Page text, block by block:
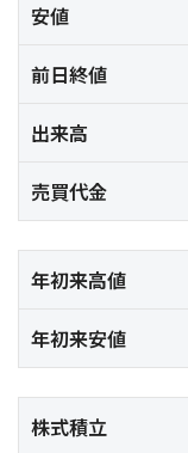
安値
前日終値
出来高
売買代金
年初来高値
年初来安値
株式積立